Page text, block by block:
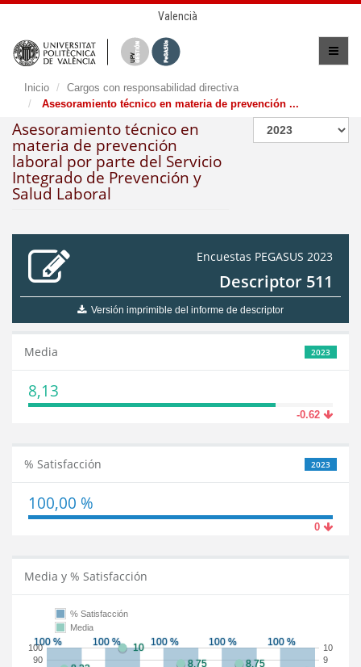
Valencià
Inicio
Cargos con responsabilidad directiva
Asesoramiento técnico en materia de prevención ...
Asesoramiento técnico en
materia de prevención
laboral por parte del Servicio
Integrado de Prevención y
Salud Laboral
Encuestas PEGASUS 2023
Descriptor 511
Versión imprimible del informe de descriptor
2023
Media
8,13
-0.62
2023
% Satisfacción
100,00 %
0
Media y % Satisfacción
90
100
9
10
% Satisfacción
Media